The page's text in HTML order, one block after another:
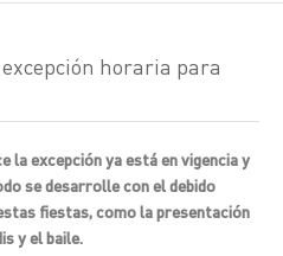
horaria para
la excepción ya está en vigencia y
se desarrolle con el debido
fiestas, como la presentación
y el baile.